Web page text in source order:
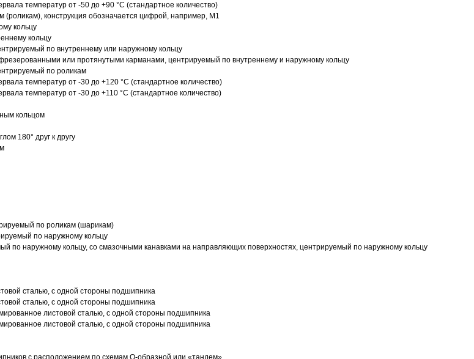
температур от -50 до +90 °C (стандартное количество)
конструкция обозначается цифрой, например, M1
кольцу
кольцу
по внутреннему или наружному кольцу
или протянутыми карманами, центрируемый по внутреннему и наружному кольцу
по роликам
температур от -30 до +120 °C (стандартное количество)
температур от -30 до +110 °C (стандартное количество)
кольцом
180° друг к другу
по роликам (шарикам)
по наружному кольцу
по наружному кольцу, со смазочными канавками на направляющих поверхностях, центрируемый по наружному кольцу
сталью, с одной стороны подшипника
сталью, с одной стороны подшипника
листовой сталью, с одной стороны подшипника
листовой сталью, с одной стороны подшипника
с расположением по схемам О-образной или «тандем»